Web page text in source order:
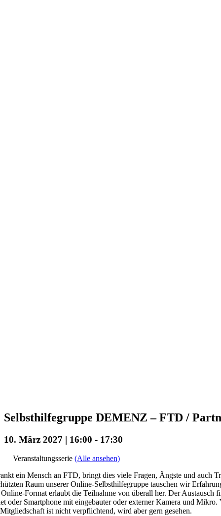
Selbsthilfegruppe DEMENZ – FTD /
10. März 2027 | 16:00 - 17:30
Veranstaltungsserie (Alle ansehen)
ein Mensch an FTD, bringt dies viele Fragen, Ängste und auch
Raum unserer Online-Selbsthilfegruppe tauschen wir
Format erlaubt die Teilnahme von überall her. Der
oder Smartphone mit eingebauter oder externer Kamera und
ist nicht verpflichtend, wird aber gern gesehen.